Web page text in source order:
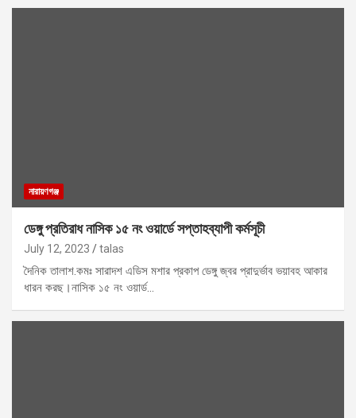
নারায়ণগঞ্জ
ডেঙ্গু প্রতিরাধ নাসিক ১৫ নং ওয়ার্ডে সপ্তাহব্যাপী কর্মসূচী
July 12, 2023 talas
দৈনিক তালাশ.কমঃ সারাদশ এডিস মশার প্রকাপ ডেঙ্গু জ্বর প্রাদুর্ভাব ভয়াবহ আকার
ধারন করছ।নাসিক ১৫ নং ওয়ার্ড…